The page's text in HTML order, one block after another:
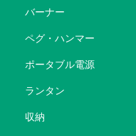
バーナー
ペグ・ハンマー
ポータブル電源
ランタン
収納